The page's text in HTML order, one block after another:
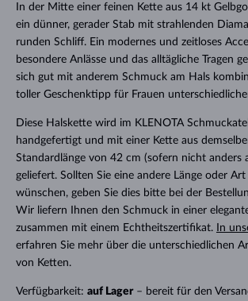
In der Mitte einer feinen Kette aus 14 kt
ein dünner, gerader Stab mit strahlenden
runden Schliff. Ein modernes und zeitloses
besondere Anlässe und das alltägliche Tragen
sich gut mit anderem Schmuck am Hals
toller Geschenktipp für Frauen
Diese Halskette wird im KLENOTA
handgefertigt und mit einer Kette aus
Standardlänge von 42 cm (sofern nicht anders
geliefert. Sollten Sie eine andere Länge oder
wünschen, geben Sie dies bitte bei der
Wir liefern Ihnen den Schmuck in einer
zusammen mit einem Echtheitszertifikat.
In
erfahren Sie mehr über die unterschiedlichen
von Ketten.
Verfügbarkeit: auf Lager– bereit für den